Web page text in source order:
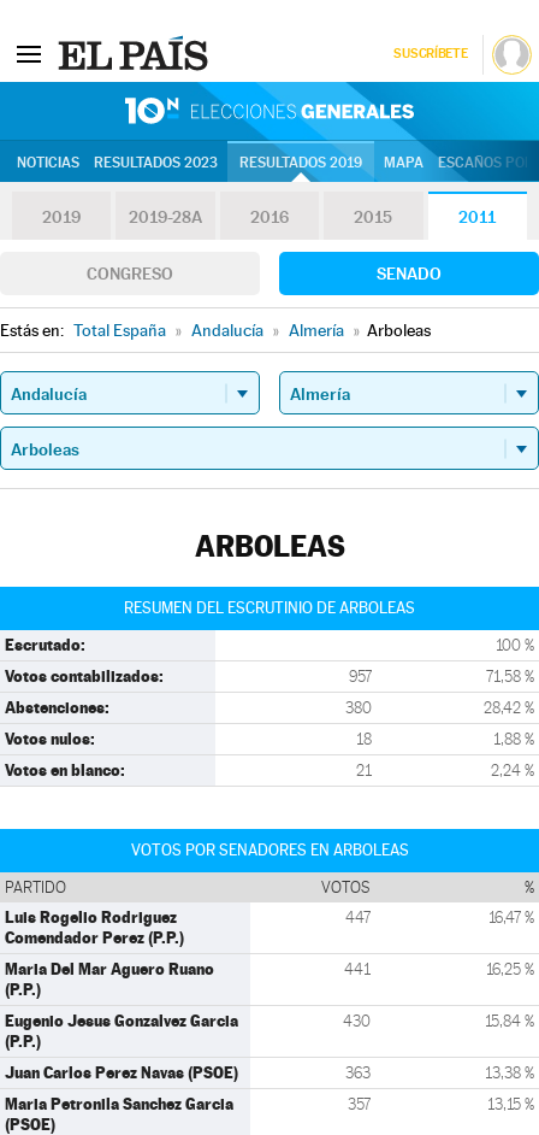
SUSCRÍBETE
NOTICIAS RESULTADOS 2023 RESULTADOS 2019 MAPA ESCAÑOS
2019 2019-28A 2016 2015 2011
CONGRESO SENADO
Estás en: Total España » Andalucía » Almería » Arboleas
ARBOLEAS
RESUMEN DEL ESCRUTINIO DE ARBOLEAS
Escrutado: 100 %
Votos contabilizados: 957 71,58 %
Abstenciones: 380 28,42 %
Votos nulos: 18 1,88 %
Votos en blanco: 21 2,24 %
VOTOS POR SENADORES EN ARBOLEAS
PARTIDO VOTOS %
Luis Rogelio Rodriguez
Comendador Perez (P.P.)
447 16,47 %
Maria Del Mar Aguero Ruano
(P.P.)
441 16,25 %
Eugenio Jesus Gonzalvez Garcia
(P.P.)
430 15,84 %
Juan Carlos Perez Navas (PSOE) 363 13,38 %
Maria Petronila Sanchez Garcia
(PSOE)
357 13,15 %